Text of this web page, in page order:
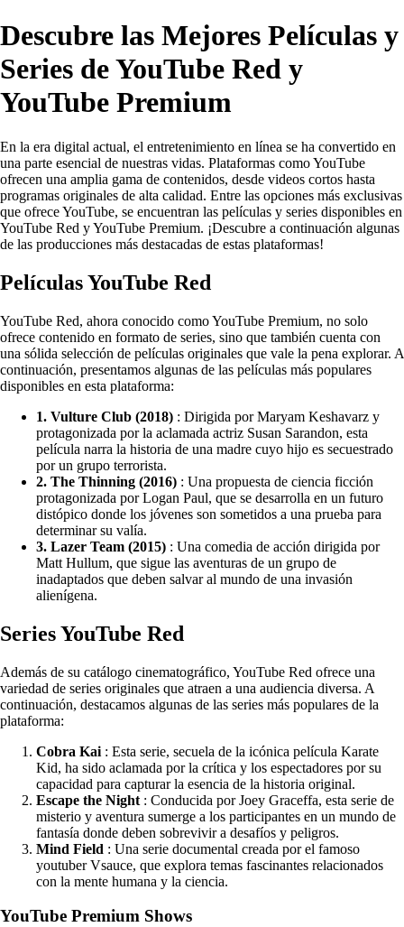
Descubre las Mejores Películas y
Series de YouTube Red y
YouTube Premium
En la era digital actual, el entretenimiento en línea se ha convertido en
una parte esencial de nuestras vidas. Plataformas como YouTube
ofrecen una amplia gama de contenidos, desde videos cortos hasta
programas originales de alta calidad. Entre las opciones más exclusivas
que ofrece YouTube, se encuentran las películas y series disponibles en
YouTube Red y YouTube Premium. ¡Descubre a continuación algunas
de las producciones más destacadas de estas plataformas!
Películas YouTube Red
YouTube Red, ahora conocido como YouTube Premium, no solo
ofrece contenido en formato de series, sino que también cuenta con
una sólida selección de películas originales que vale la pena explorar. A
continuación, presentamos algunas de las películas más populares
disponibles en esta plataforma:
1. Vulture Club (2018) : Dirigida por Maryam Keshavarz y
protagonizada por la aclamada actriz Susan Sarandon, esta
película narra la historia de una madre cuyo hijo es secuestrado
por un grupo terrorista.
2. The Thinning (2016) : Una propuesta de ciencia ficción
protagonizada por Logan Paul, que se desarrolla en un futuro
distópico donde los jóvenes son sometidos a una prueba para
determinar su valía.
3. Lazer Team (2015) : Una comedia de acción dirigida por
Matt Hullum, que sigue las aventuras de un grupo de
inadaptados que deben salvar al mundo de una invasión
alienígena.
Series YouTube Red
Además de su catálogo cinematográfico, YouTube Red ofrece una
variedad de series originales que atraen a una audiencia diversa. A
continuación, destacamos algunas de las series más populares de la
plataforma:
Cobra Kai : Esta serie, secuela de la icónica película Karate
Kid, ha sido aclamada por la crítica y los espectadores por su
capacidad para capturar la esencia de la historia original.
Escape the Night : Conducida por Joey Graceffa, esta serie de
misterio y aventura sumerge a los participantes en un mundo de
fantasía donde deben sobrevivir a desafíos y peligros.
Mind Field : Una serie documental creada por el famoso
youtuber Vsauce, que explora temas fascinantes relacionados
con la mente humana y la ciencia.
YouTube Premium Shows